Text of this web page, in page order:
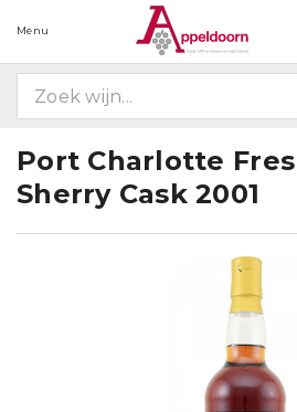
Menu
Port Charlotte
Sherry Cask 2001